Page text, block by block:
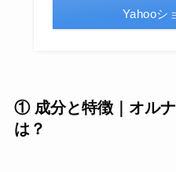
Yahooシ
① 成分と特徴｜オル
は？